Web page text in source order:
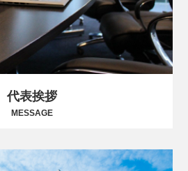
代表挨拶
MESSAGE